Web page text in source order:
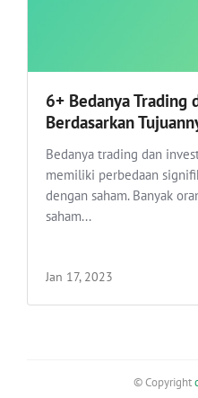
6+ Bedanya Trading
Berdasarkan
Bedanya trading dan
memiliki perbedaan
dengan saham. Banyak
saham...
Jan 17, 2023
© Copyright